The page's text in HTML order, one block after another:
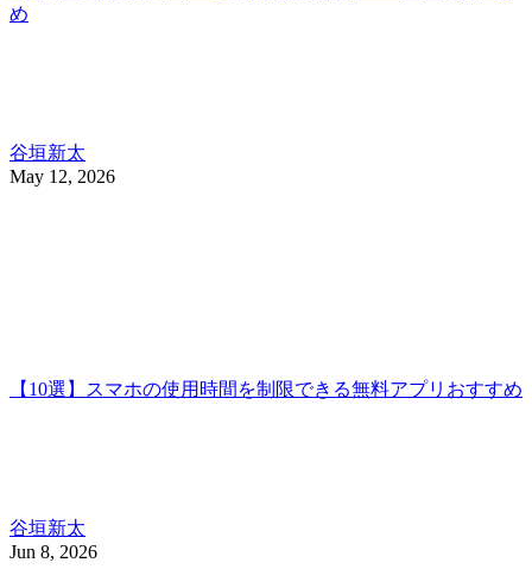
め
谷垣新太
May 12, 2026
【10選】スマホの使用時間を制限できる無料アプリおすすめ
谷垣新太
Jun 8, 2026